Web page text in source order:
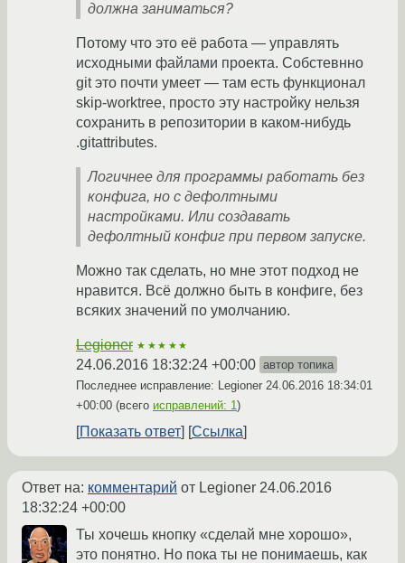
должна заниматься?
Потому что это её работа — управлять
исходными файлами проекта. Собстевнно
git это почти умеет — там есть функционал
skip-worktree, просто эту настройку нельзя
сохранить в репозитории в каком-нибудь
.gitattributes.
Логичнее для программы работать без
конфига, но с дефолтными
настройками. Или создавать
дефолтный конфиг при первом запуске.
Можно так сделать, но мне этот подход не
нравится. Всё должно быть в конфиге, без
всяких значений по умолчанию.
Legioner ★★★★★
24.06.2016 18:32:24 +00:00 автор топика
Последнее исправление: Legioner 24.06.2016 18:34:01
+00:00 (всего исправлений: 1)
Показать ответ Ссылка
Ответ на: комментарий от Legioner 24.06.2016
18:32:24 +00:00
Ты хочешь кнопку «сделай мне хорошо»,
это понятно. Но пока ты не понимаешь, как